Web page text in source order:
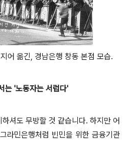
어 옮긴, 경남은행 창동 본점 모습.
는 '노동자는 서럽다'
셔도 무방할 것 같습니다. 하지만 어
라민은행처럼 빈민을 위한 금융기관